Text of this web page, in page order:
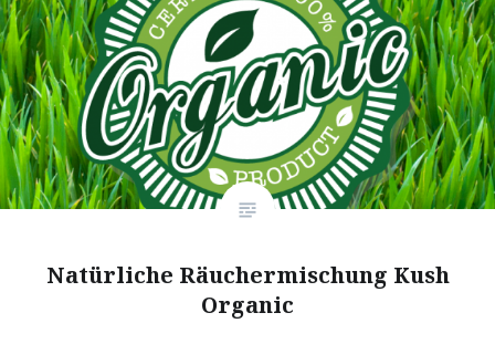
Natürliche Räuchermischung Kush
Organic